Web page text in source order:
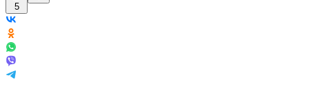
5